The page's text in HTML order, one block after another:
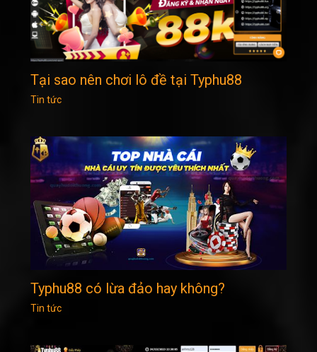
Tại sao nên chơi lô đề tại Typhu88
Tin tức
Typhu88 có lừa đảo hay không?
Tin tức